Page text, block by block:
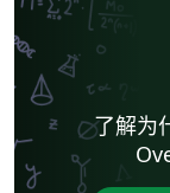
了解为